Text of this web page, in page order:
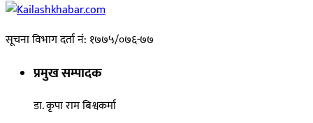
सूचना विभाग दर्ता नं: १७७५/०७६-७७
प्रमुख सम्पादक
डा. कृपा राम बिश्वकर्मा